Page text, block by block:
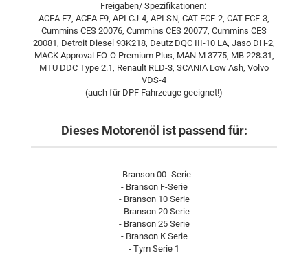
Freigaben/ Spezifikationen:
ACEA E7, ACEA E9, API CJ-4, API SN, CAT ECF-2, CAT ECF-3,
Cummins CES 20076, Cummins CES 20077, Cummins CES
20081, Detroit Diesel 93K218, Deutz DQC III-10 LA, Jaso DH-2,
MACK Approval EO-O Premium Plus, MAN M 3775, MB 228.31,
MTU DDC Type 2.1, Renault RLD-3, SCANIA Low Ash, Volvo
VDS-4
(auch für DPF Fahrzeuge geeignet!)
Dieses Motorenöl ist passend für:
- Branson 00- Serie
- Branson F-Serie
- Branson 10 Serie
- Branson 20 Serie
- Branson 25 Serie
- Branson K Serie
- Tym Serie 1